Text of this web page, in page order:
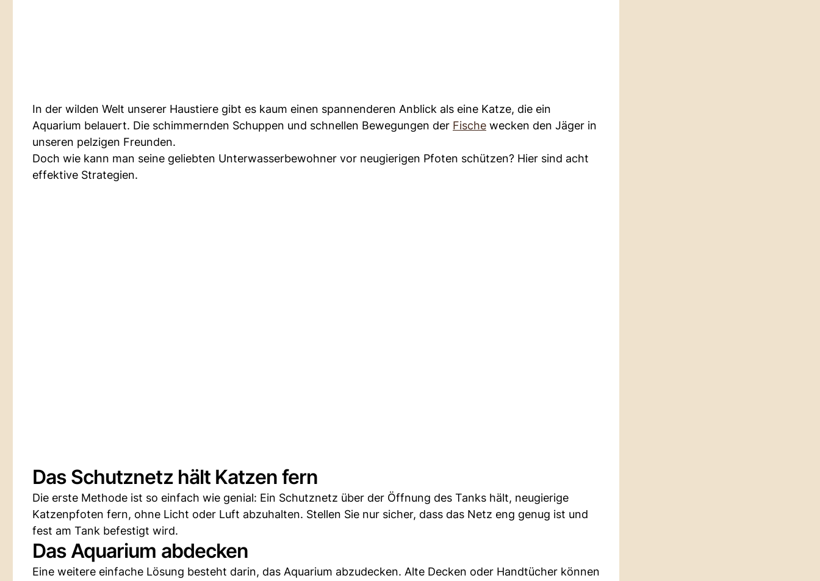
In der wilden Welt unserer Haustiere gibt es kaum einen spannenderen Anblick als eine Katze, die ein
Aquarium belauert. Die schimmernden Schuppen und schnellen Bewegungen der Fische wecken den Jäger in
unseren pelzigen Freunden.
Doch wie kann man seine geliebten Unterwasserbewohner vor neugierigen Pfoten schützen? Hier sind acht
effektive Strategien.
Das Schutznetz hält Katzen fern
Die erste Methode ist so einfach wie genial: Ein Schutznetz über der Öffnung des Tanks hält, neugierige
Katzenpfoten fern, ohne Licht oder Luft abzuhalten. Stellen Sie nur sicher, dass das Netz eng genug ist und
fest am Tank befestigt wird.
Das Aquarium abdecken
Eine weitere einfache Lösung besteht darin, das Aquarium abzudecken. Alte Decken oder Handtücher können